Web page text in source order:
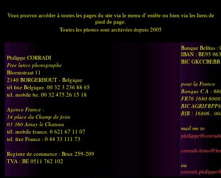
Vous pouvez accéder à toutes les pages du site via le menu d' entête ou bien via les liens de
pied de page.
Toutes les photos sont archivées depuis 2005
Philippe CORRADI
Free lance photographe
Bloemstraat 11
2140 BORGERHOUT - Belgique
tél fixe Belgique. 00 32 3 236 88 65
tel. mobile be. 00 32 475 26 15 18
Agence France :
14 place du Champ de foire
03 360 Ainay le Chateau
tél. mobile france. 0 621 67 11 07
tel. fixe France : 0 44 33 111 73
Registre de commerce : Brux 259-209
TVA : BE 0511 762 102
Banque Belfius :
IBAN : BE95
BIC GKCCBEBB
pour la France
Banque C A :
FR76 1680
BIC
RIB : 16806 .
mail me to
corradi-
ou